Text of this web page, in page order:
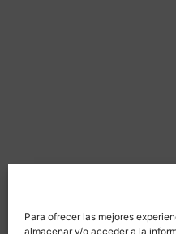
Para ofrecer las mejores
almacenar y/o acceder a la